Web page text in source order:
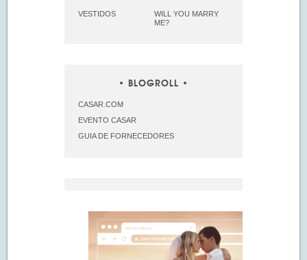
VESTIDOS
WILL YOU MARRY
ME?
BLOGROLL
CASAR.COM
EVENTO CASAR
GUIA DE FORNECEDORES